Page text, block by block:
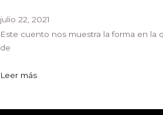
julio 22, 2021
Este cuento nos muestra la forma en la
de
Leer más